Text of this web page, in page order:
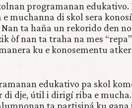
programanan edukativo.
muchanna di skol sera
ta haña un rekorido den
òf nan ta traha na mes
ku e konosementu
edukativo pa skol
di dje, útil i dirigí riba e mucha.
ta partisipá ku gana